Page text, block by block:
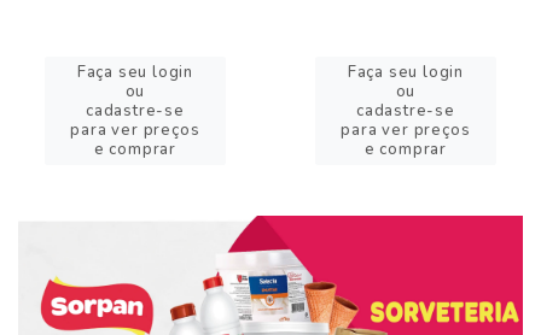
Faça seu login
ou
cadastre-se
para ver preços
e comprar
Faça seu login
ou
cadastre-se
para ver preços
e comprar